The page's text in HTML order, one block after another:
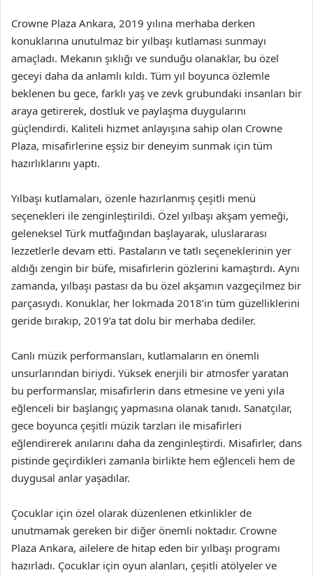
Crowne Plaza Ankara, 2019 yılına merhaba derken
konuklarına unutulmaz bir yılbaşı kutlaması sunmayı
amaçladı. Mekanın şıklığı ve sunduğu olanaklar, bu özel
geceyi daha da anlamlı kıldı. Tüm yıl boyunca özlemle
beklenen bu gece, farklı yaş ve zevk grubundaki insanları bir
araya getirerek, dostluk ve paylaşma duygularını
güçlendirdi. Kaliteli hizmet anlayışına sahip olan Crowne
Plaza, misafirlerine eşsiz bir deneyim sunmak için tüm
hazırlıklarını yaptı.
Yılbaşı kutlamaları, özenle hazırlanmış çeşitli menü
seçenekleri ile zenginleştirildi. Özel yılbaşı akşam yemeği,
geleneksel Türk mutfağından başlayarak, uluslararası
lezzetlerle devam etti. Pastaların ve tatlı seçeneklerinin yer
aldığı zengin bir büfe, misafirlerin gözlerini kamaştırdı. Aynı
zamanda, yılbaşı pastası da bu özel akşamın vazgeçilmez bir
parçasıydı. Konuklar, her lokmada 2018’in tüm güzelliklerini
geride bırakıp, 2019’a tat dolu bir merhaba dediler.
Canlı müzik performansları, kutlamaların en önemli
unsurlarından biriydi. Yüksek enerjili bir atmosfer yaratan
bu performanslar, misafirlerin dans etmesine ve yeni yıla
eğlenceli bir başlangıç yapmasına olanak tanıdı. Sanatçılar,
gece boyunca çeşitli müzik tarzları ile misafirleri
eğlendirerek anılarını daha da zenginleştirdi. Misafirler, dans
pistinde geçirdikleri zamanla birlikte hem eğlenceli hem de
duygusal anlar yaşadılar.
Çocuklar için özel olarak düzenlenen etkinlikler de
unutmamak gereken bir diğer önemli noktadır. Crowne
Plaza Ankara, ailelere de hitap eden bir yılbaşı programı
hazırladı. Çocuklar için oyun alanları, çeşitli atölyeler ve